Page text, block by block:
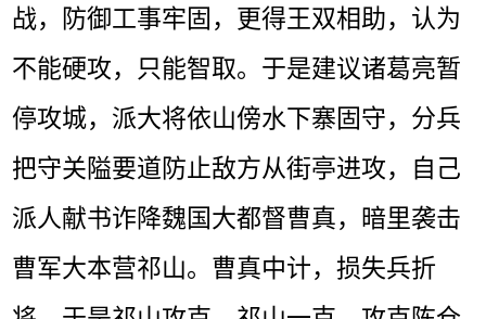
战，防御工事牢固，更得王双相助，认为
不能硬攻，只能智取。于是建议诸葛亮暂
停攻城，派大将依山傍水下寨固守，分兵
把守关隘要道防止敌方从街亭进攻，自己
派人献书诈降魏国大都督曹真，暗里袭击
曹军大本营祁山。曹真中计，损失兵折